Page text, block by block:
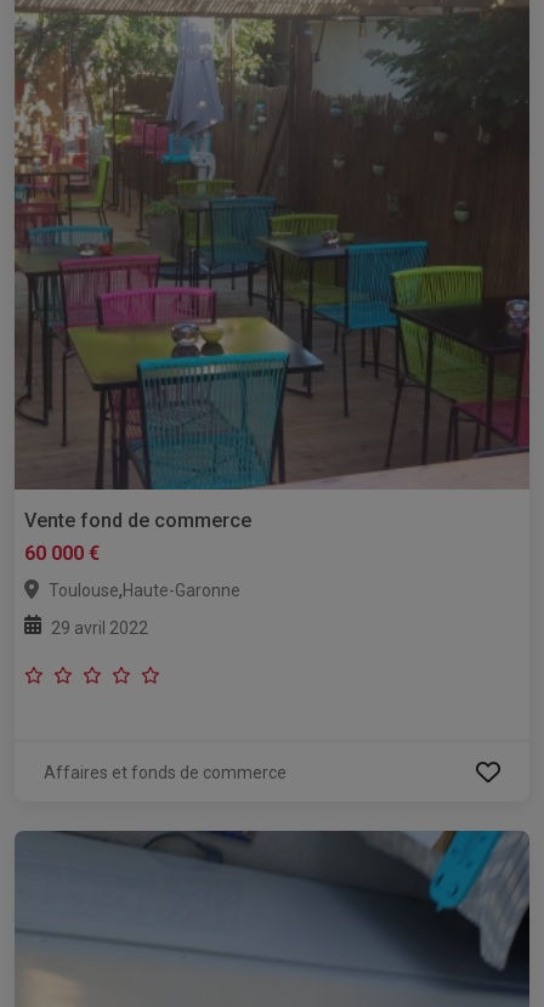
Vente fond de commerce
60 000 €
Toulouse,Haute-Garonne
29 avril 2022
Affaires et fonds de commerce